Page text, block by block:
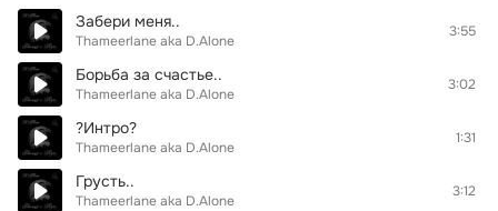
Забери меня..
Thameerlane aka D.Alone
3:55
Борьба за счастье..
Thameerlane aka D.Alone
3:02
?Интро?
Thameerlane aka D.Alone
1:31
Грусть..
Thameerlane aka D.Alone
3:12